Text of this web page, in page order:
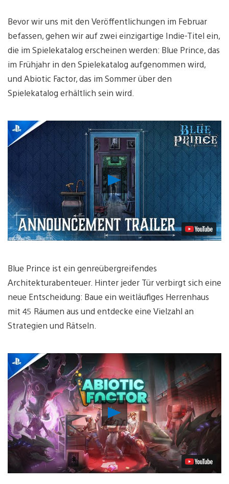
Bevor wir uns mit den Veröffentlichungen im Februar
befassen, gehen wir auf zwei einzigartige Indie-Titel ein,
die im Spielekatalog erscheinen werden: Blue Prince, das
im Frühjahr in den Spielekatalog aufgenommen wird,
und Abiotic Factor, das im Sommer über den
Spielekatalog erhältlich sein wird.
Video
abspielen
Blue Prince ist ein genreübergreifendes
Architekturabenteuer. Hinter jeder Tür verbirgt sich eine
neue Entscheidung: Baue ein weitläufiges Herrenhaus
mit 45 Räumen aus und entdecke eine Vielzahl an
Strategien und Rätseln.
Video
abspielen